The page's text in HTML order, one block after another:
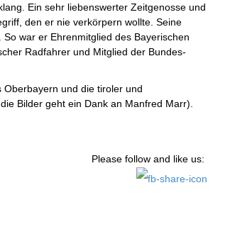
Ein sehr liebenswerter Zeitgenosse und
den er nie verkörpern wollte. Seine
war er Ehrenmitglied des Bayerischen
Radfahrer und Mitglied der Bundes-
und die tiroler und
Bilder geht ein Dank an Manfred Marr).
Please follow and like us: